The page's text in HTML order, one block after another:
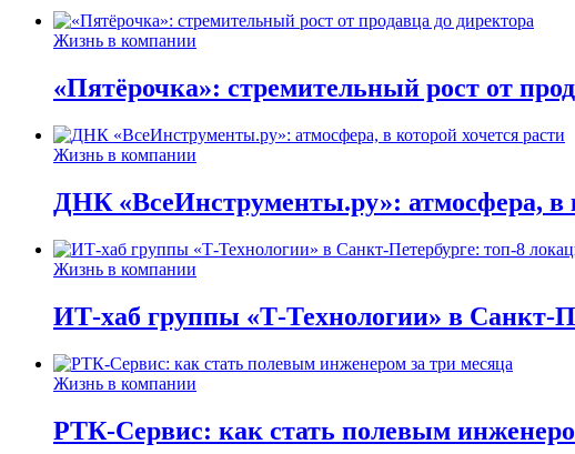
Жизнь в компании
«Пятёрочка»: стремительный рост от
Жизнь в компании
ДНК «ВсеИнструменты.ру»: атмосфера, в
Жизнь в компании
ИТ-хаб группы «Т-Технологии» в Санкт-
Жизнь в компании
РТК-Сервис: как стать полевым